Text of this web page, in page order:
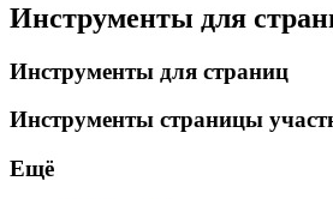
Инструменты для
Инструменты для страниц
Инструменты страницы
Ещё